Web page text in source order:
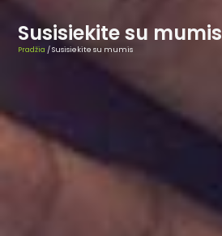
Susisiekite su mumis
Pradžia / Susisiekite su mumis